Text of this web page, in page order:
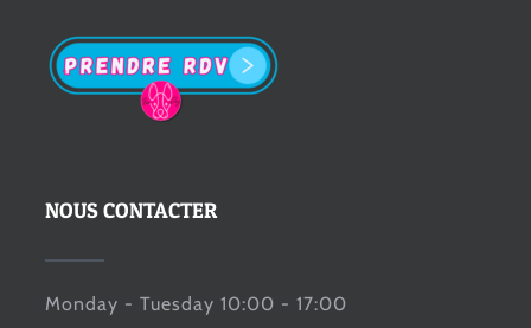
NOUS CONTACTER
Monday - Tuesday 10:00 - 17:00